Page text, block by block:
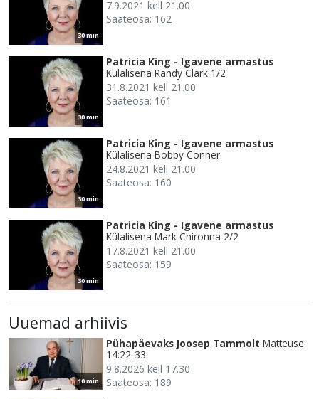
30 min
7.9.2021 kell 21.00
Saateosa: 162
30 min
Patricia King - Igavene armastus
Külalisena Randy Clark 1/2
31.8.2021 kell 21.00
Saateosa: 161
30 min
Patricia King - Igavene armastus
Külalisena Bobby Conner
24.8.2021 kell 21.00
Saateosa: 160
30 min
Patricia King - Igavene armastus
Külalisena Mark Chironna 2/2
17.8.2021 kell 21.00
Saateosa: 159
Uuemad arhiivis
10 min
Pühapäevaks Joosep Tammolt Matteuse
14:22-33
9.8.2026 kell 17.30
Saateosa: 189